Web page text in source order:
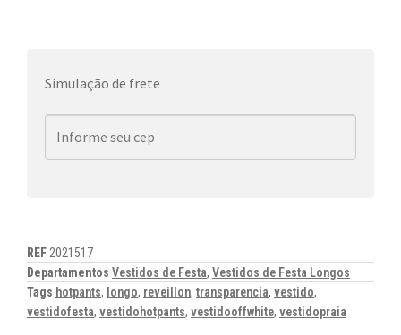
Simulação de frete
REF 2021517
Departamentos Vestidos de Festa, Vestidos de Festa Longos
Tags hotpants, longo, reveillon, transparencia, vestido,
vestidofesta, vestidohotpants, vestidooffwhite, vestidopraia